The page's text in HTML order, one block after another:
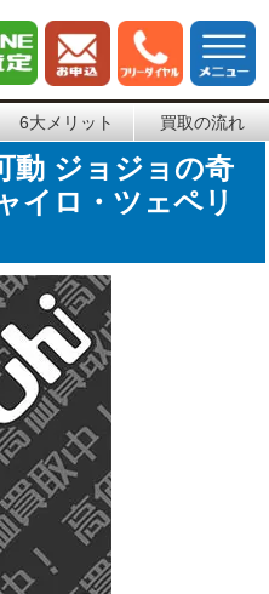
6大メリット 買取の流れ
動 ジョジョの奇
イロ・ツェペリ